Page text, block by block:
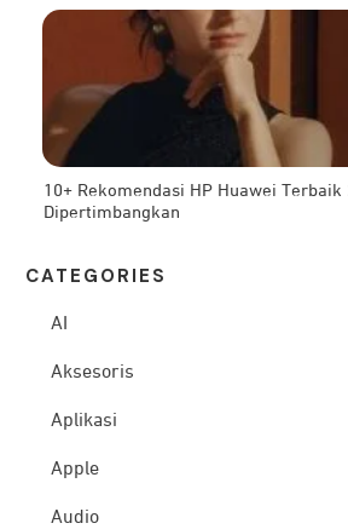
10+ Rekomendasi HP Huawei Terbaik
Dipertimbangkan
CATEG ORIES
AI
Aksesoris
Aplikasi
Apple
Audio